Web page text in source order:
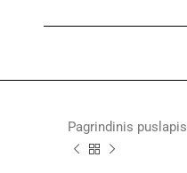
Pagrindinis puslapis